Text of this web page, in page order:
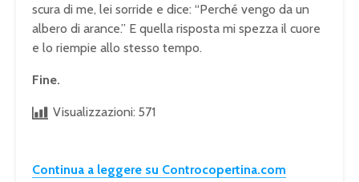
scura di me, lei sorride e dice: “Perché vengo da un
albero di arance.” E quella risposta mi spezza il cuore
e lo riempie allo stesso tempo.
Fine.
Visualizzazioni: 571
Continua a leggere su Controcopertina.com